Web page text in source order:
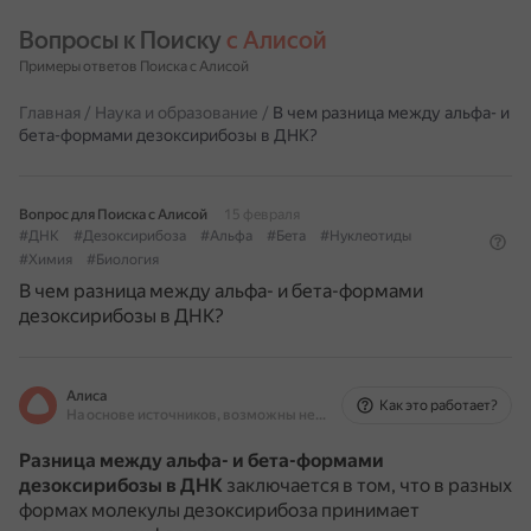
Вопросы к Поиску с Алисой
Примеры ответов Поиска с Алисой
Главная / Наука и образование / В чем разница между альфа- и
бета-формами дезоксирибозы в ДНК?
Вопрос для Поиска с Алисой
15 февраля
#ДНК
#Дезоксирибоза #Альфа #Бета
#Нуклеотиды
#Химия
#Биология
В чем разница между альфа- и бета-формами
дезоксирибозы в ДНК?
Алиса
На основе источников, возможны неточности
Как это работает?
Разница между альфа- и бета-формами
дезоксирибозы в ДНК заключается в том, что в разных
формах молекулы дезоксирибоза принимает